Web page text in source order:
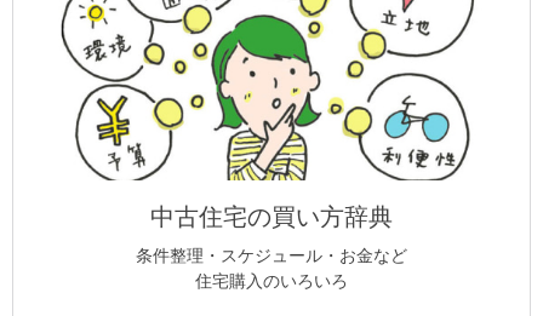
中古住宅の買い方辞典
条件整理・スケジュール・お金など
住宅購入のいろいろ